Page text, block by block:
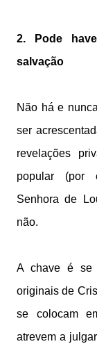
2. Pode
salvação
Não há e
ser
revelações
popular (por
Senhora de
não.
A chave é se
originais de
se colocam
atrevem a